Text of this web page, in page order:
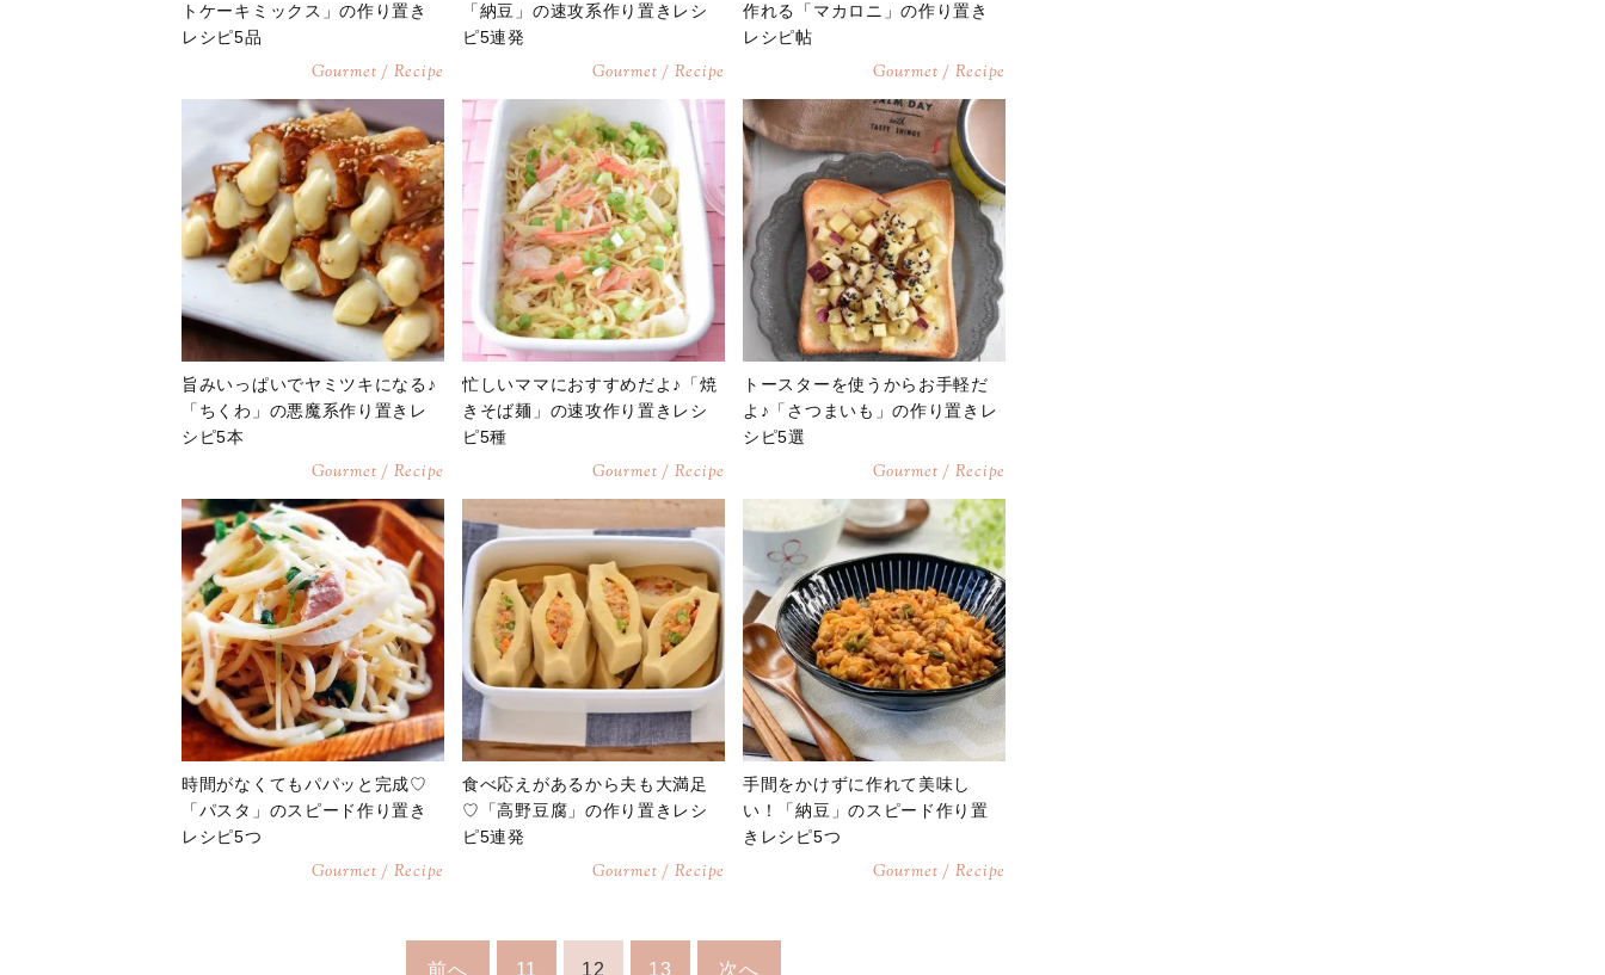
トケーキミックス」の作り置き
レシピ5品
Gourmet / Recipe
「納豆」の速攻系作り置きレシ
ピ5連発
Gourmet / Recipe
作れる「マカロニ」の作り置き
レシピ帖
Gourmet / Recipe
旨みいっぱいでヤミツキになる♪
「ちくわ」の悪魔系作り置きレ
シピ5本
Gourmet / Recipe
忙しいママにおすすめだよ♪「焼
きそば麺」の速攻作り置きレシ
ピ5種
Gourmet / Recipe
トースターを使うからお手軽だ
よ♪「さつまいも」の作り置きレ
シピ5選
Gourmet / Recipe
時間がなくてもパパッと完成♡
「パスタ」のスピード作り置き
レシピ5つ
Gourmet / Recipe
食べ応えがあるから夫も大満足
♡「高野豆腐」の作り置きレシ
ピ5連発
Gourmet / Recipe
手間をかけずに作れて美味し
い！「納豆」のスピード作り置
きレシピ5つ
Gourmet / Recipe
前へ 11 12 13 次へ